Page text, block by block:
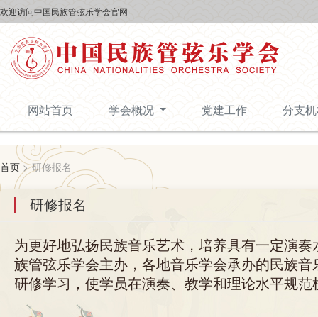
欢迎访问中国民族管弦乐学会官网
网站首页 学会概况 党建工作 分支
首页 > 研修报名
研修报名
为更好地弘扬民族音乐艺术，培养具有一定演
族管弦乐学会主办，各地音乐学会承办的民族
研修学习，使学员在演奏、教学和理论水平规范